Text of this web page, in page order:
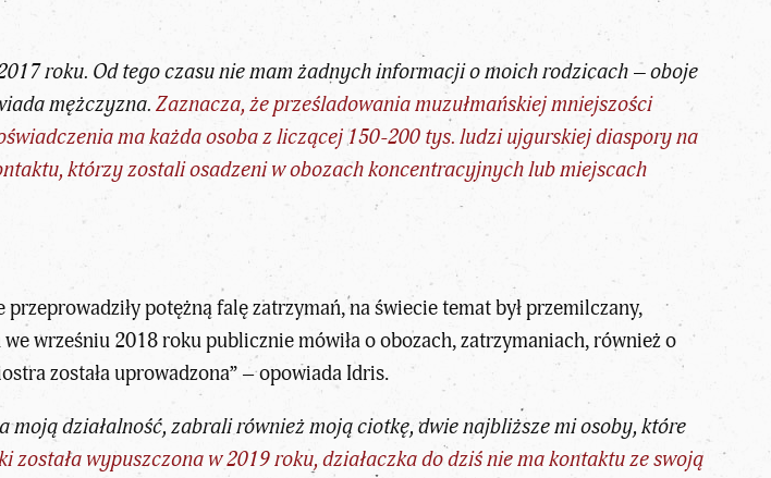
roku. Od tego czasu nie mam żadnych informacji o moich rodzicach – oboje
mężczyzna.Zaznacza, że prześladowania muzułmańskiej mniejszości
ma każda osoba z liczącej 150-200 tys. ludzi ujgurskiej diaspory na
którzy zostali osadzeni w obozach koncentracyjnych lub miejscach
potężną falę zatrzymań, na świecie temat był przemilczany,
wrześniu 2018 roku publicznie mówiła o obozach, zatrzymaniach, również o
została uprowadzona” – opowiada Idris.
moją działalność, zabrali również moją ciotkę, dwie najbliższe mi osoby, które
została wypuszczona w 2019 roku, działaczka do dziś nie ma kontaktu ze swoją